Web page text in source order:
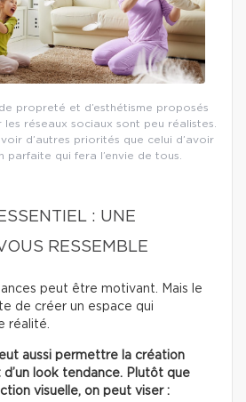
propreté et d’esthétisme proposés
les réseaux sociaux sont peu réalistes.
d’autres priorités que celui d’avoir
parfaite qui fera l’envie de tous.
: UNE
RESSEMBLE
peut être motivant. Mais le
de créer un espace qui
réalité.
aussi permettre la création
d’un look tendance. Plutôt que
visuelle, on peut viser :